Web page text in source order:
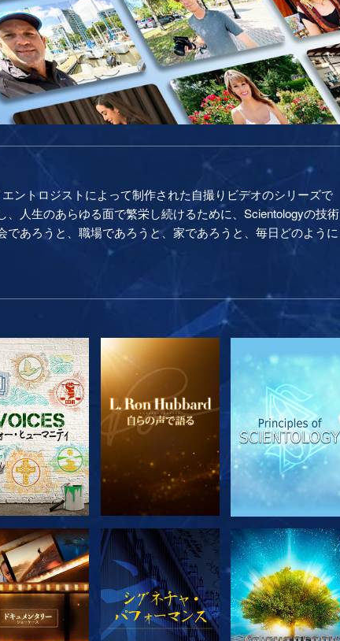
ントロジストによって制作された自撮りビデオのシリーズで
人生のあらゆる面で繁栄し続けるために、Scientologyの技術
あろうと、職場であろうと、家であろうと、毎日どのように
リーズを探求 シリーズを探求 観る